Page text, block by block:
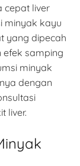
cepat liver
minyak kayu
yang dipecah
efek samping
minyak
dengan
liver.